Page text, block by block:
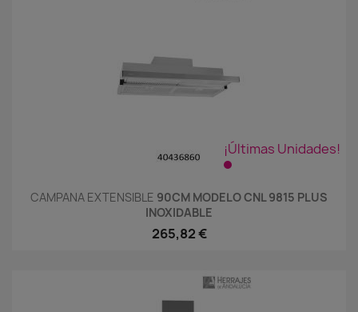
¡Últimas Unidades!
CAMPANA EXTENSIBLE 90CM MODELO CNL 9815 PLUS
INOXIDABLE
265,82 €